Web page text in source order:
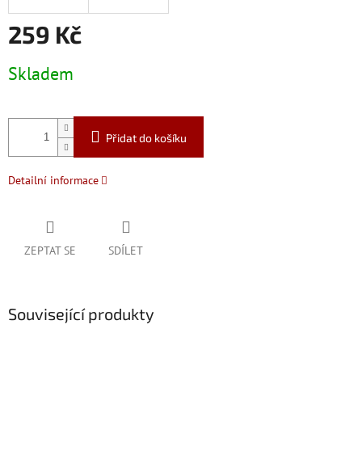
259 Kč
cena:
Skladem
Přidat do košíku
Detailní informace
ZEPTAT SE SDÍLET
Související produkty